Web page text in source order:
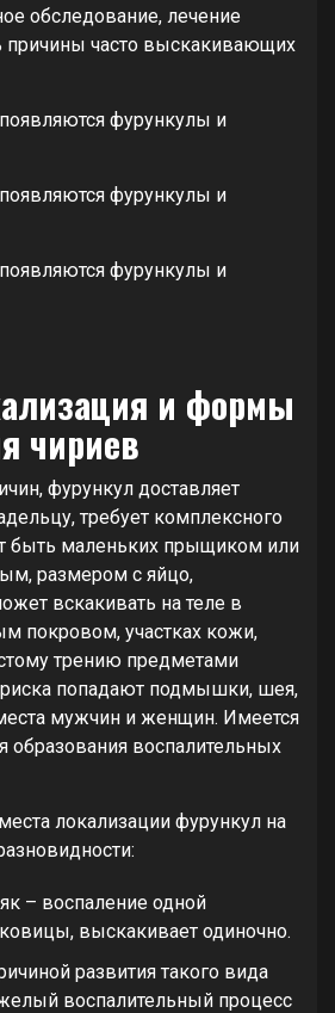
обследование, лечение
причины часто выскакивающих
и формы
чириев
фурункул доставляет
требует комплексного
быть маленьких прыщиком или
размером с яйцо,
вскакивать на теле в
покровом, участках кожи,
трению предметами
риска попадают подмышки, шея,
мужчин и женщин. Имеется
образования воспалительных
локализации фурункул на
– воспаление одной
выскакивает одиночно.
развития такого вида
воспалительный процесс